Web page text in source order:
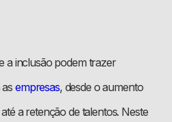
a inclusão podem trazer
empresas, desde o aumento
a retenção de talentos. Neste